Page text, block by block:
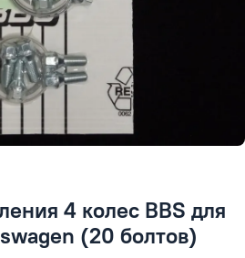
4 колес BBS для
(20 болтов)